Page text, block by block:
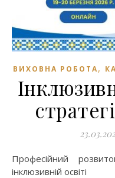
ВИХОВНА РОБОТА,
Професійний розвиток: Крок до досконалості в
інклюзивній освіті